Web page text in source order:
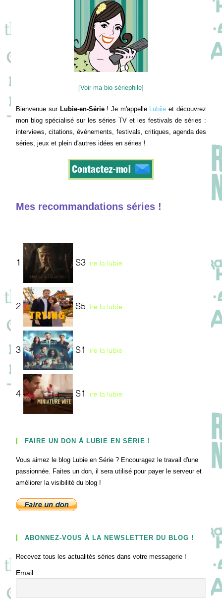
[Voir ma bio sériephile]
Bienvenue sur Lubie-en-Série! Je m'appelle Lubiie et découvrez
mon blog spécialisé sur les séries TV et les festivals de séries :
interviews, citations, événements, festivals, critiques, agenda des
séries, jeux et plein d'autres idées en séries !
Mes recommandations séries !
1 S3 lire la lubie
2 S5 lire la lubie
3 S1 lire la lubie
4 S1 lire la lubie
FAIRE UN DON À LUBIE EN SÉRIE !
Vous aimez le blog Lubie en Série ? Encouragez le travail d'une
passionnée. Faites un don, il sera utilisé pour payer le serveur et
améliorer la visibilité du blog !
ABONNEZ-VOUS À LA NEWSLETTER DU BLOG !
Recevez tous les actualités séries dans votre messagerie !
Email